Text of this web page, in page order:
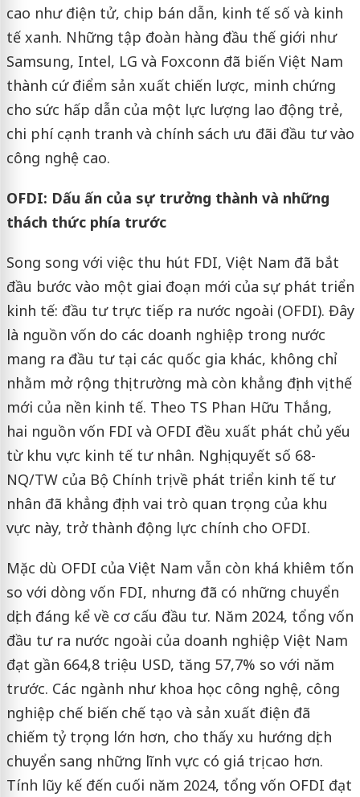
cao như điện tử, chip bán dẫn, kinh tế số và kinh
tế xanh. Những tập đoàn hàng đầu thế giới như
Samsung, Intel, LG và Foxconn đã biến Việt Nam
thành cứ điểm sản xuất chiến lược, minh chứng
cho sức hấp dẫn của một lực lượng lao động trẻ,
chi phí cạnh tranh và chính sách ưu đãi đầu tư vào
công nghệ cao.
OFDI: Dấu ấn của sự trưởng thành và những
thách thức phía trước
Song song với việc thu hút FDI, Việt Nam đã bắt
đầu bước vào một giai đoạn mới của sự phát triển
kinh tế: đầu tư trực tiếp ra nước ngoài (OFDI). Đây
là nguồn vốn do các doanh nghiệp trong nước
mang ra đầu tư tại các quốc gia khác, không chỉ
nhằm mở rộng thị trường mà còn khẳng định vị thế
mới của nền kinh tế. Theo TS Phan Hữu Thắng,
hai nguồn vốn FDI và OFDI đều xuất phát chủ yếu
từ khu vực kinh tế tư nhân. Nghị quyết số 68-
NQ/TW của Bộ Chính trị về phát triển kinh tế tư
nhân đã khẳng định vai trò quan trọng của khu
vực này, trở thành động lực chính cho OFDI.
Mặc dù OFDI của Việt Nam vẫn còn khá khiêm tốn
so với dòng vốn FDI, nhưng đã có những chuyển
dịch đáng kể về cơ cấu đầu tư. Năm 2024, tổng vốn
đầu tư ra nước ngoài của doanh nghiệp Việt Nam
đạt gần 664,8 triệu USD, tăng 57,7% so với năm
trước. Các ngành như khoa học công nghệ, công
nghiệp chế biến chế tạo và sản xuất điện đã
chiếm tỷ trọng lớn hơn, cho thấy xu hướng dịch
chuyển sang những lĩnh vực có giá trị cao hơn.
Tính lũy kế đến cuối năm 2024, tổng vốn OFDI đạt